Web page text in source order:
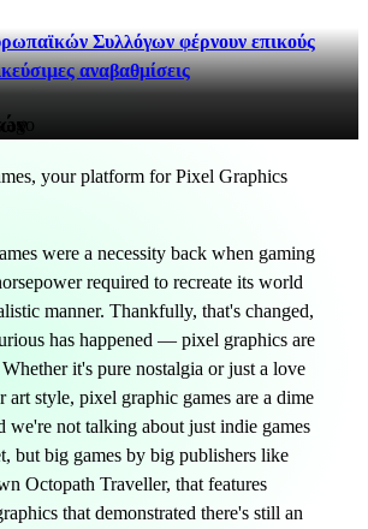
Συλλόγων φέρνουν επικούς
αναβαθμίσεις
ago
your platform for Pixel Graphics
were a necessity back when gaming
required to recreate its world
manner. Thankfully, that's changed,
has happened — pixel graphics are
it's pure nostalgia or just a love
art style, pixel graphic games are a dime
we're not talking about just indie games
but big games by big publishers like
Octopath Traveller, that features
that demonstrated there's still an